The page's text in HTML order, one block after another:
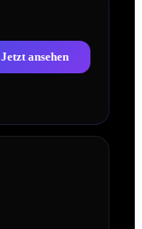
Jetzt ansehen